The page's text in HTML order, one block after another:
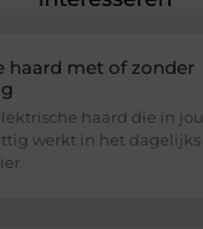
haard met of zonder
haard die in
werkt in het